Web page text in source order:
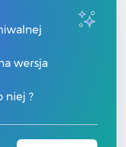
wersja
niej ?